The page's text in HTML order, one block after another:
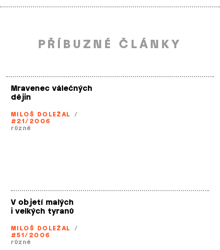
PŘÍBUZNÉ ČLÁNKY
Mravenec válečných
dějin
MILOŠ DOLEŽAL /
#21/2006
různé
V objetí malých
i velkých tyranů
MILOŠ DOLEŽAL /
#51/2006
různé